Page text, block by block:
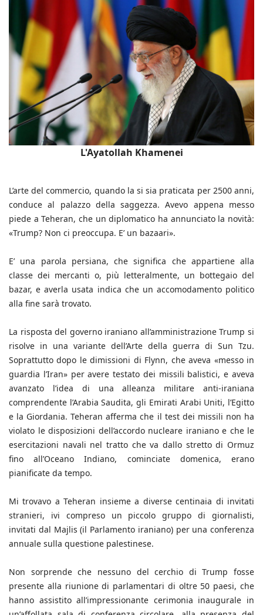
L'Ayatollah Khamenei
L’arte del commercio, quando la si sia praticata per 2500 anni,
conduce al palazzo della saggezza. Avevo appena messo
piede a Teheran, che un diplomatico ha annunciato la novità:
«Trump? Non ci preoccupa. E’ un bazaari».
E’ una parola persiana, che significa che appartiene alla
classe dei mercanti o, più letteralmente, un bottegaio del
bazar, e averla usata indica che un accomodamento politico
alla fine sarà trovato.
La risposta del governo iraniano all’amministrazione Trump si
risolve in una variante dell’Arte della guerra di Sun Tzu.
Soprattutto dopo le dimissioni di Flynn, che aveva «messo in
guardia l’Iran» per avere testato dei missili balistici, e aveva
avanzato l’idea di una alleanza militare anti-iraniana
comprendente l’Arabia Saudita, gli Emirati Arabi Uniti, l’Egitto
e la Giordania. Teheran afferma che il test dei missili non ha
violato le disposizioni dell’accordo nucleare iraniano e che le
esercitazioni navali nel tratto che va dallo stretto di Ormuz
fino all’Oceano Indiano, cominciate domenica, erano
pianificate da tempo.
Mi trovavo a Teheran insieme a diverse centinaia di invitati
stranieri, ivi compreso un piccolo gruppo di giornalisti,
invitati dal Majlis (il Parlamento iraniano) per una conferenza
annuale sulla questione palestinese.
Non sorprende che nessuno del cerchio di Trump fosse
presente alla riunione di parlamentari di oltre 50 paesi, che
hanno assistito all’impressionante cerimonia inaugurale in